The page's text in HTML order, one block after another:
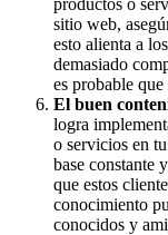
sitio web,
esto alienta a
demasiado
es probable
El buen
logra
o servicios en
base constante
que estos
conocimiento
conocidos y